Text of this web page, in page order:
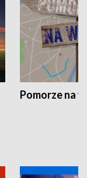
Pomorze na